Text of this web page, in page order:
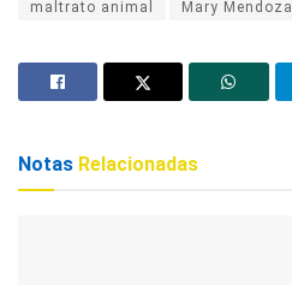
maltrato animal Mary Mendoza
Notas Relacionadas